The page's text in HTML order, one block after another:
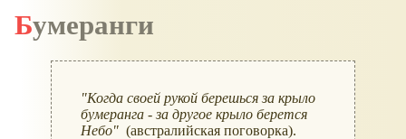
Бумеранги
"Когда своей рукой берешься за крыло
бумеранга - за другое крыло берется
Небо" (австралийская поговорка).